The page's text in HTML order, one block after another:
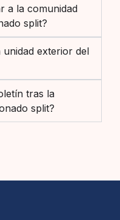
a la comunidad
split?
unidad exterior del
tras la
split?